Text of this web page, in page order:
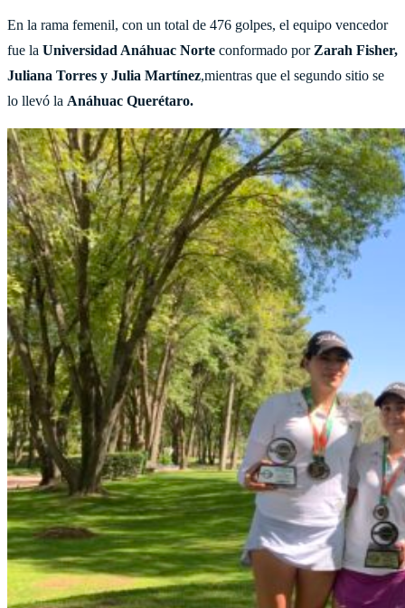
En la rama femenil, con un total de 476 golpes, el equipo vencedor
fue la Universidad Anáhuac Norte conformado por Zarah Fisher,
Juliana Torres y Julia Martínez,mientras que el segundo sitio se
lo llevó la Anáhuac Querétaro.